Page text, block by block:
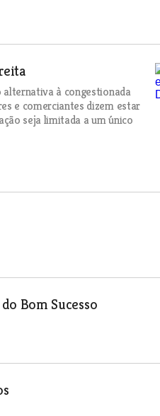
à congestionada
e comerciantes dizem estar
seja limitada a um único
Bom Sucesso